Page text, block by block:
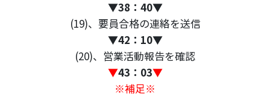
▼38：40▼
(19)、要員合格の連絡を送信
▼42：10▼
(20)、営業活動報告を確認
▼43：03▼
※補足※